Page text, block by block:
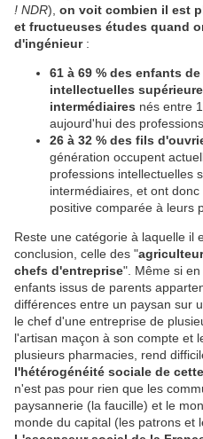
! NDR), on voit combien il est
et fructueuses études quand
d'ingénieur :
61 à 69 % des enfants
intellectuelles
intermédiaires nés entre
aujourd'hui des
26 à 32 % des fils
génération occupent
professions intellectuelles
intermédiaires, et ont
positive comparée à leurs
Reste une catégorie à laquelle il
conclusion, celle des "
chefs d'entreprise". Même si
enfants issus de parents
différences entre un paysan sur
le chef d'une entreprise de
l'artisan maçon à son compte et
plusieurs pharmacies, rend
l'hétérogénéité sociale de
n'est pas pour rien que les
paysannerie (la faucille) et le
monde du capital (les patrons et